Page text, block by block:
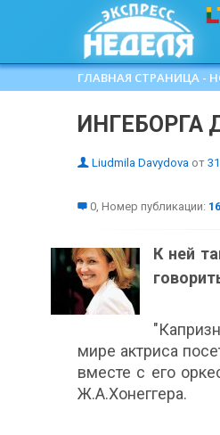
ГЛАВНАЯ СТРАНИЦА -
ИНГЕБОРГА
Liudmila Davydova от
0, Номер публикации:
К ней
мире актриса
вместе с его
Ж.А.Хонеггера.